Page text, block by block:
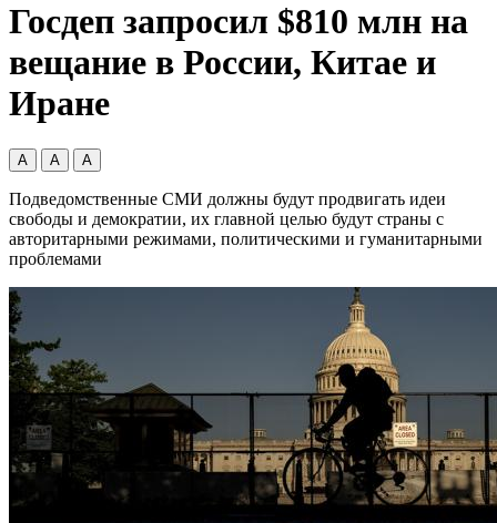
Госдеп запросил $810 млн на
вещание в России, Китае и
Иране
А А А
Подведомственные СМИ должны будут продвигать идеи
свободы и демократии, их главной целью будут страны с
авторитарными режимами, политическими и гуманитарными
проблемами